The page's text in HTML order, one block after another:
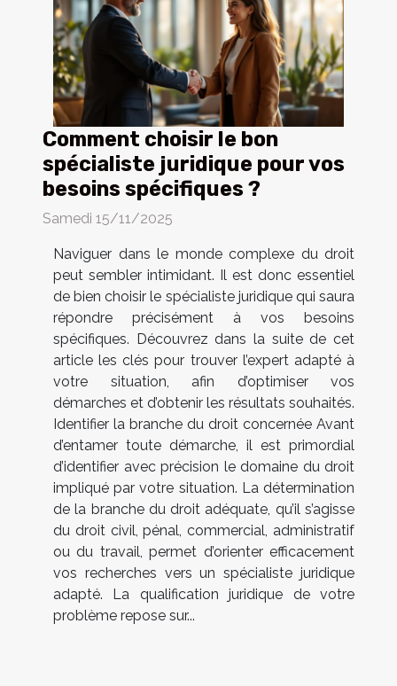
Comment choisir le bon
spécialiste juridique pour vos
besoins spécifiques ?
Samedi 15/11/2025
Naviguer dans le monde complexe du droit
peut sembler intimidant. Il est donc essentiel
de bien choisir le spécialiste juridique qui saura
répondre précisément à vos besoins
spécifiques. Découvrez dans la suite de cet
article les clés pour trouver l’expert adapté à
votre situation, afin d’optimiser vos
démarches et d’obtenir les résultats souhaités.
Identifier la branche du droit concernée Avant
d’entamer toute démarche, il est primordial
d’identifier avec précision le domaine du droit
impliqué par votre situation. La détermination
de la branche du droit adéquate, qu’il s’agisse
du droit civil, pénal, commercial, administratif
ou du travail, permet d’orienter efficacement
vos recherches vers un spécialiste juridique
adapté. La qualification juridique de votre
problème repose sur...